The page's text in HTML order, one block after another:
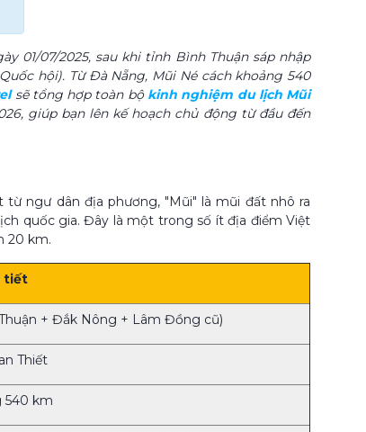
01/07/2025, sau khi tỉnh Bình Thuận sáp nhập
hội). Từ Đà Nẵng, Mũi Né cách khoảng 540
sẽ tổng hợp toàn bộ kinh nghiệm du lịch Mũi
giúp bạn lên kế hoạch chủ động từ đầu đến
ngư dân địa phương, "Mũi" là mũi đất nhô ra
quốc gia. Đây là một trong số ít địa điểm Việt
20 km.
tiết
+ Đắk Nông + Lâm Đồng cũ)
Thiết
540 km